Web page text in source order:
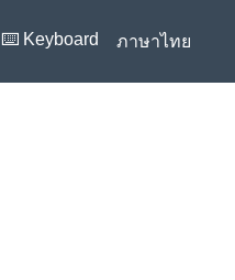
⌨️ Keyboard ภาษาไทย